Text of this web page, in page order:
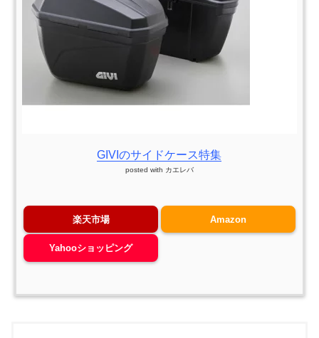
GIVIのサイドケース特集
posted with カエレバ
楽天市場 Amazon
Yahooショッピング